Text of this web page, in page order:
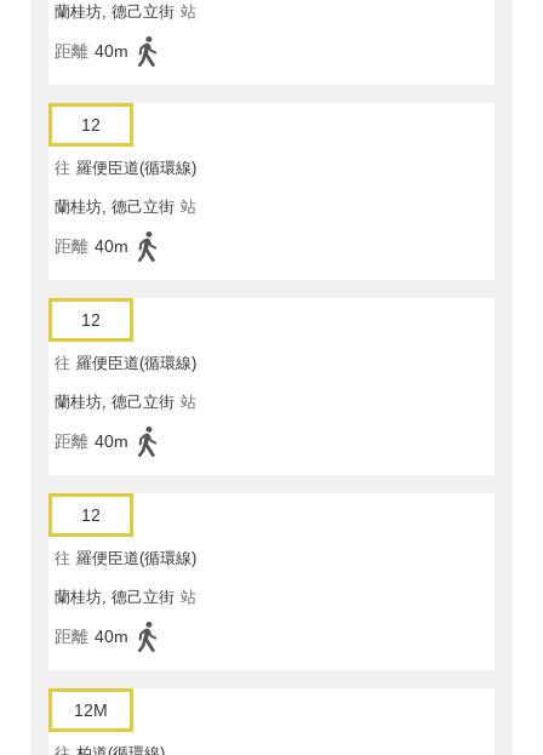
蘭桂坊, 德己立街 站
距離 40m
12
往 羅便臣道(循環線)
蘭桂坊, 德己立街 站
距離 40m
12
往 羅便臣道(循環線)
蘭桂坊, 德己立街 站
距離 40m
12
往 羅便臣道(循環線)
蘭桂坊, 德己立街 站
距離 40m
12M